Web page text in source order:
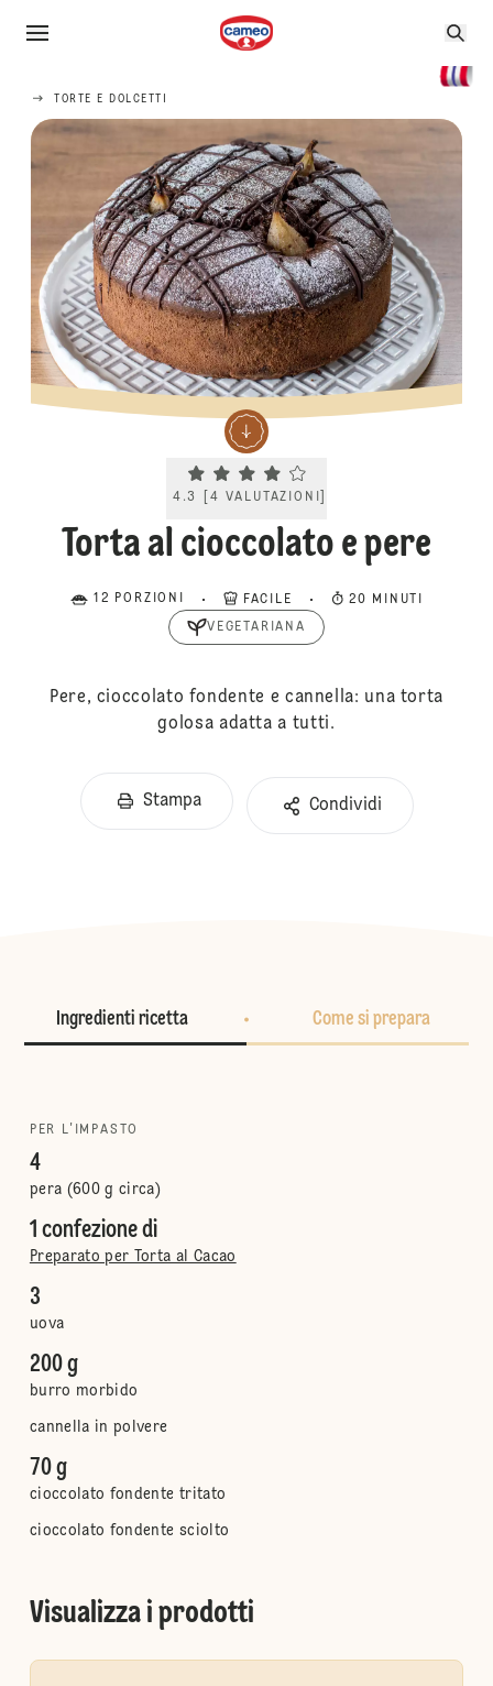
TORTE E DOLCETTI
Current rating 4.3. Click to rate.
4.3 4 VALUTAZIONI
Torta al cioccolato e pere
12 PORZIONI FACILE 20 MINUTI
VEGETARIANA
Pere, cioccolato fondente e cannella: una torta
golosa adatta a tutti.
Stampa Condividi
Ingredienti ricetta Come si prepara
PER L'IMPASTO
4
pera (600 g circa)
1 confezione di
Preparato per Torta al Cacao
3
uova
200 g
burro morbido
cannella in polvere
70 g
cioccolato fondente tritato
cioccolato fondente sciolto
Visualizza i prodotti